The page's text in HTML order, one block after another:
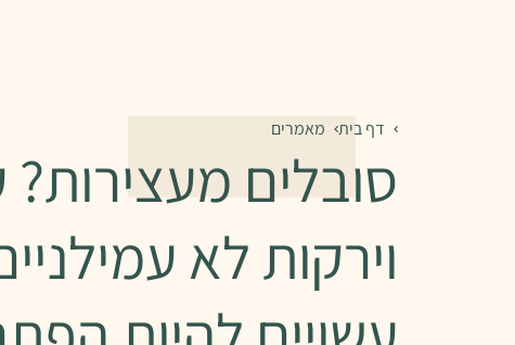
דף בית מאמרים
סובלים מעצירות?
וירקות לא